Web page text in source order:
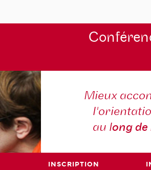
Mieux
au long de
INSCRIPTION